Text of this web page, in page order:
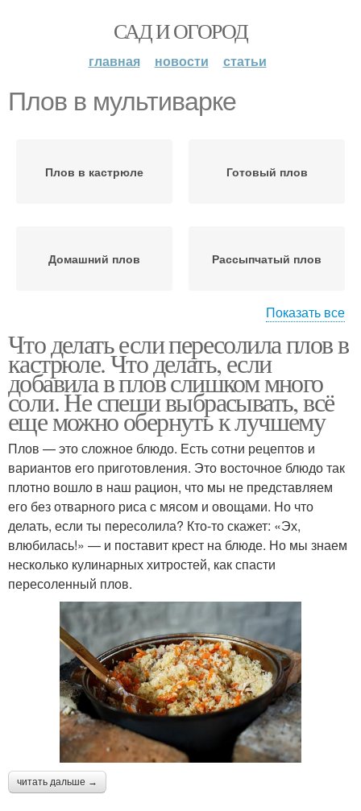
САД И ОГОРОД
главная новости статьи
Плов в мультиварке
Плов в кастрюле Готовый плов
Домашний плов Рассыпчатый плов
Правильный плов
Показать все
Что делать если пересолила плов в
кастрюле. Что делать, если
добавила в плов слишком много
соли. Не спеши выбрасывать, всё
еще можно обернуть к лучшему
Плов — это сложное блюдо. Есть сотни рецептов и
вариантов его приготовления. Это восточное блюдо так
плотно вошло в наш рацион, что мы не представляем
его без отварного риса с мясом и овощами. Но что
делать, если ты пересолила? Кто-то скажет: «Эх,
влюбилась!» — и поставит крест на блюде. Но мы знаем
несколько кулинарных хитростей, как спасти
пересоленный плов.
читать дальше →